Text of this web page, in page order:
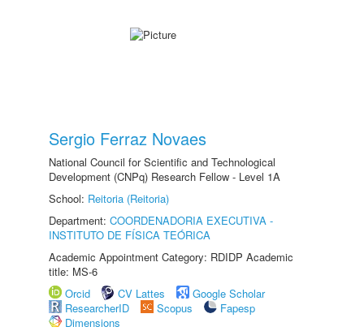
Sergio Ferraz Novaes
National Council for Scientific and Technological
Development (CNPq) Research Fellow - Level 1A
School: Reitoria (Reitoria)
Department: COORDENADORIA EXECUTIVA -
INSTITUTO DE FÍSICA TEÓRICA
Academic Appointment Category: RDIDP Academic
title: MS-6
Orcid
CV Lattes
Google Scholar
ResearcherID
Scopus
Fapesp
Dimensions